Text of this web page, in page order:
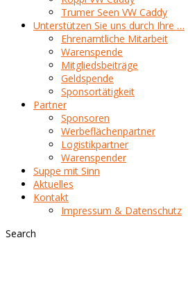
Trumer Seen VW Caddy
Unterstützen Sie uns durch Ihre …
Ehrenamtliche Mitarbeit
Warenspende
Mitgliedsbeiträge
Geldspende
Sponsortätigkeit
Partner
Sponsoren
Werbeflächenpartner
Logistikpartner
Warenspender
Suppe mit Sinn
Aktuelles
Kontakt
Impressum & Datenschutz
Search